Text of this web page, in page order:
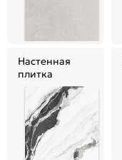
Настенная
плитка